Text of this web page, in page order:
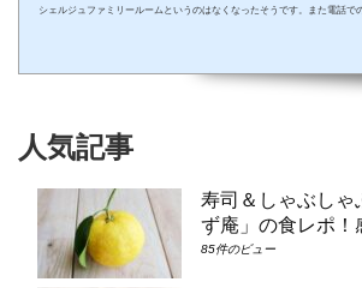
シェルジュファミリールームというのはなくなったそうです。また電話で
ュ・スーペリアルーム（パークビュー）（7-8階）④コンシェルジュ・デラ
人気記事
寿司＆しゃぶしゃ
ず庵」の食レポ！
85件のビュー